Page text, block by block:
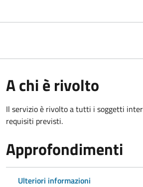
A chi è rivolto
Il servizio è rivolto a tutti i soggetti
requisiti previsti.
Approfondimenti
Ulteriori informazioni